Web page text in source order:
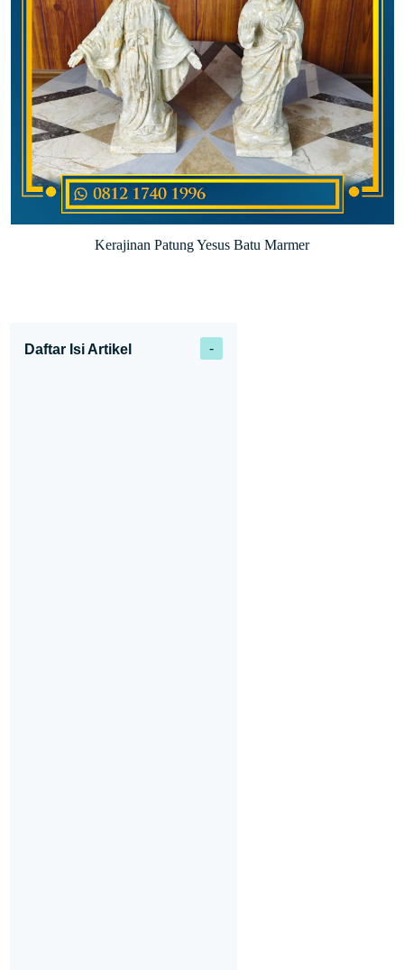
Kerajinan Patung Yesus Batu Marmer
Daftar Isi Artikel